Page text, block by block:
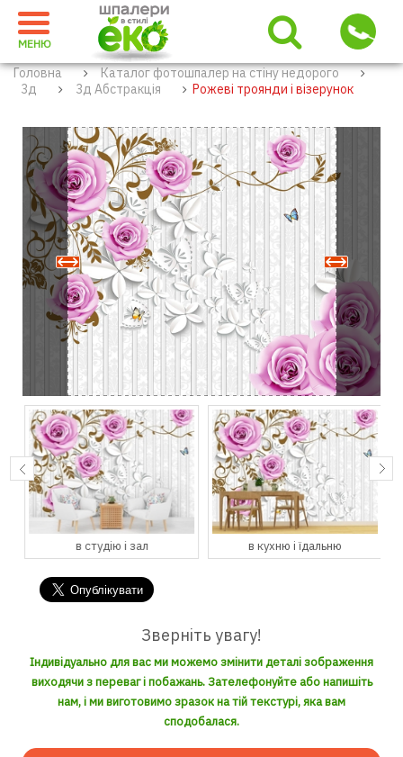
МЕНЮ
Головна
Каталог фотошпалер на стіну недорого
3д
3д Абстракція Рожеві троянди і візерунок
в студію і зал в кухню і їдальню
Зверніть увагу!
Індивідуально для вас ми можемо змінити деталі зображення
виходячи з переваг і побажань. Зателефонуйте або напишіть
нам, і ми виготовимо зразок на тій текстурі, яка вам
сподобалася.